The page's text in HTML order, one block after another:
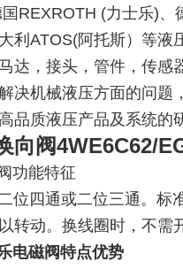
REXROTH (力士乐)、
利ATOS(阿托斯）等液
达，接头，管件，传感
决机械液压方面的问题
品质液压产品及系统的
向阀4WE6C62/
功能特征
四通或二位三通。标
转动。换线圈时，不需
电磁阀特点优势